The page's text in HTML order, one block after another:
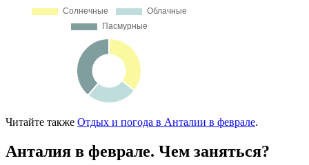
Читайте также Отдых и погода в Анталии в феврале.
Анталия в феврале. Чем заняться?